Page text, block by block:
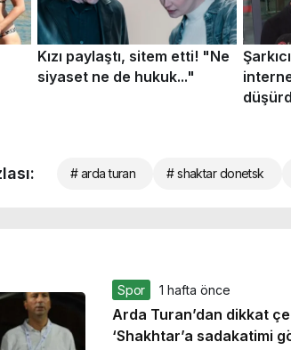
# arda turan # shaktar donetsk
Spor 1 hafta önce
Arda Turan’dan dikkat
‘Shakhtar’a sadakatimi